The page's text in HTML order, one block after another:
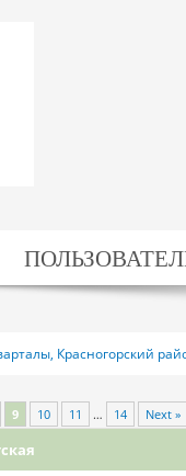
Красногорский
9 10 11 … 14 Next »